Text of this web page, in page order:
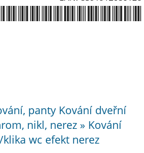
panty Kování dveřní
nikl, nerez » Kování
klika wc efekt nerez